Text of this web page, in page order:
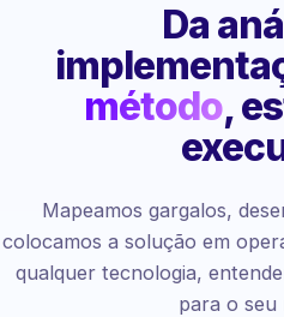
Da
método,
Mapeamos gargalos,
colocamos a solução em
qualquer tecnologia,
para o seu